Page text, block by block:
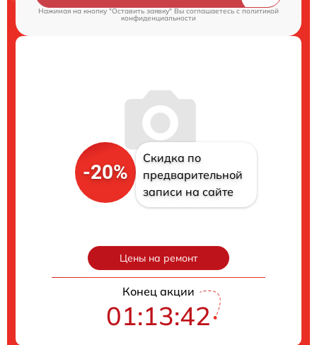
Нажимая на кнопку "Оставить заявку" Вы соглашаетесь cполитикой
конфиденциальности
-20%
Скидка по
предварительной
записи на сайте
Цены на ремонт
Конец акции
01:13:41